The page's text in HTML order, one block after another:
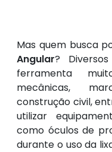
Mas quem busca
Angular?
ferramenta
mecânicas,
construção civil,
utilizar
como óculos de
durante o uso da